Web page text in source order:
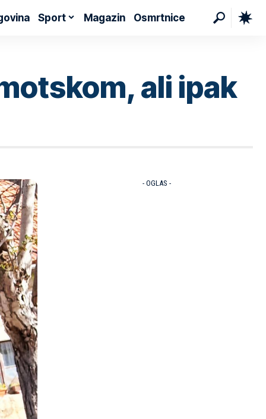
Sport Magazin Osmrtnice
ali ipak
- OGLAS -